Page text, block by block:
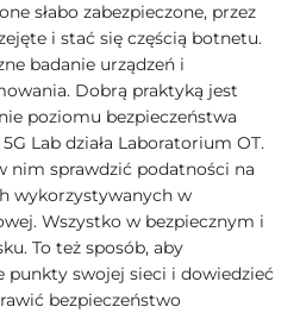
słabo zabezpieczone, przez
i stać się częścią botnetu.
badanie urządzeń i
Dobrą praktyką jest
poziomu bezpieczeństwa
Lab działa Laboratorium OT.
nim sprawdzić podatności na
wykorzystywanych w
Wszystko w bezpiecznym i
To też sposób, aby
punkty swojej sieci i dowiedzieć
bezpieczeństwo